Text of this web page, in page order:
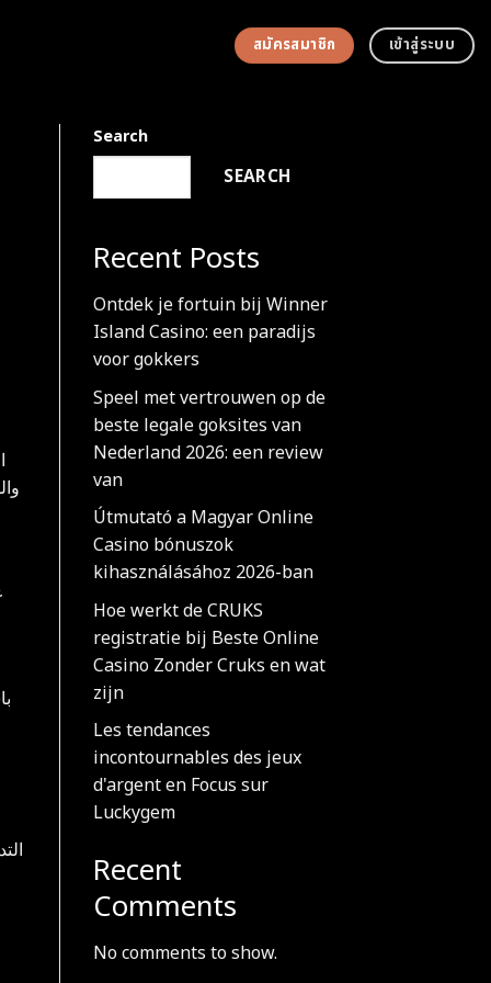
สมัครสมาชิก เข้าสู่ระบบ
Search
SEARCH
Recent Posts
Ontdek je fortuin bij Winner
Island Casino: een paradijs
voor gokkers
Speel met vertrouwen op de
beste legale goksites van
Nederland 2026: een review
van
Útmutató a Magyar Online
Casino bónuszok
kihasználásához 2026-ban
Hoe werkt de CRUKS
registratie bij Beste Online
Casino Zonder Cruks en wat
zijn
Les tendances
incontournables des jeux
d'argent en Focus sur
Luckygem
Recent
Comments
No comments to show.